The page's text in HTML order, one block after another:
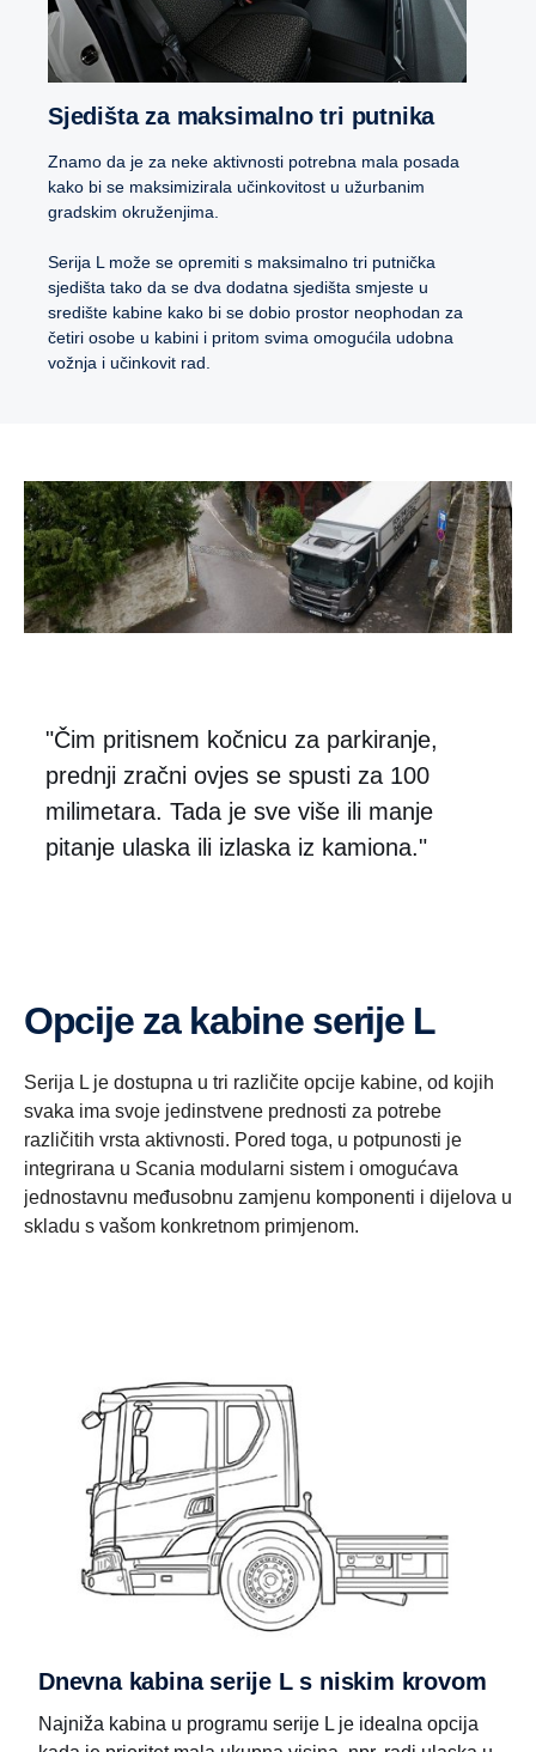
Sjedišta za maksimalno tri putnika
Znamo da je za neke aktivnosti potrebna mala posada
kako bi se maksimizirala učinkovitost u užurbanim
gradskim okruženjima.
Serija L može se opremiti s maksimalno tri putnička
sjedišta tako da se dva dodatna sjedišta smjeste u
središte kabine kako bi se dobio prostor neophodan za
četiri osobe u kabini i pritom svima omogućila udobna
vožnja i učinkovit rad.
"Čim pritisnem kočnicu za parkiranje,
prednji zračni ovjes se spusti za 100
milimetara. Tada je sve više ili manje
pitanje ulaska ili izlaska iz kamiona."
Opcije za kabine serije L
Serija L je dostupna u tri različite opcije kabine, od kojih
svaka ima svoje jedinstvene prednosti za potrebe
različitih vrsta aktivnosti. Pored toga, u potpunosti je
integrirana u Scania modularni sistem i omogućava
jednostavnu međusobnu zamjenu komponenti i dijelova u
skladu s vašom konkretnom primjenom.
Dnevna kabina serije L s niskim krovom
Najniža kabina u programu serije L je idealna opcija